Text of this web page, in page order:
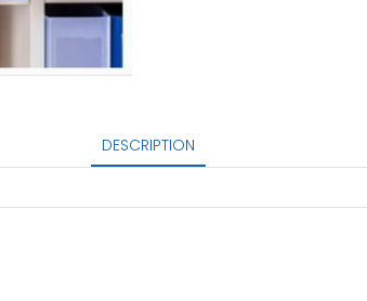
DESCRIPTION